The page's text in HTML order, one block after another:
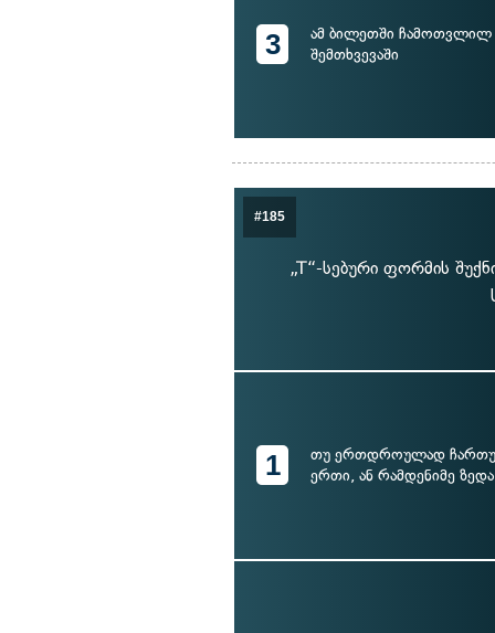
3
ამ ბილეთში ჩამოთვლილ
შემთხვევაში
#185
„T“-სებური ფორმის
1
თუ ერთდროულად
ერთი, ან რამდენიმე